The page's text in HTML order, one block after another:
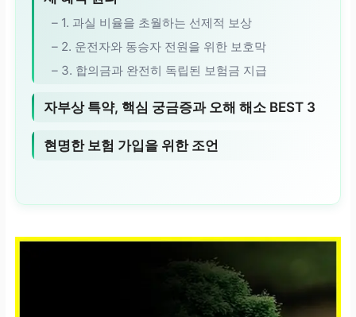
– 1. 과실 비율을 초월하는 선제적 보상
– 2. 운전자와 동승자 전원을 위한 보호막
– 3. 합의금과 완전히 독립된 보험금 지급
자부상 특약, 핵심 궁금증과 오해 해소 BEST 3
현명한 보험 가입을 위한 조언